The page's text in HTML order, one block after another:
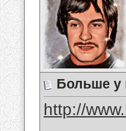
Больше у
http://